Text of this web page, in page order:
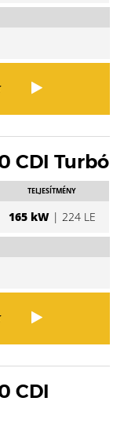
CDI Turbó
TELJESÍTMÉNY
165 kW| 224 LE
CDI